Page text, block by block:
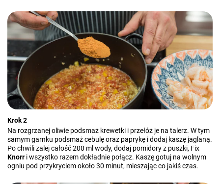
Krok 2
Na rozgrzanej oliwie podsmaż krewetki i przełóż je na talerz. W tym
samym garnku podsmaż cebulę oraz paprykę i dodaj kaszę jaglaną.
Po chwili zalej całość 200 ml wody, dodaj pomidory z puszki, Fix
Knorr i wszystko razem dokładnie połącz. Kaszę gotuj na wolnym
ogniu pod przykryciem około 30 minut, mieszając co jakiś czas.